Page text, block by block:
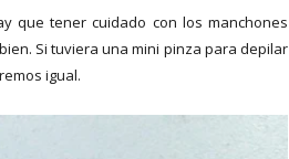
que tener cuidado con los manchones
Si tuviera una mini pinza para depilar
igual.